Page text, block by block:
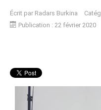
Écrit par Radars Burkina
Publication : 22 février 2020